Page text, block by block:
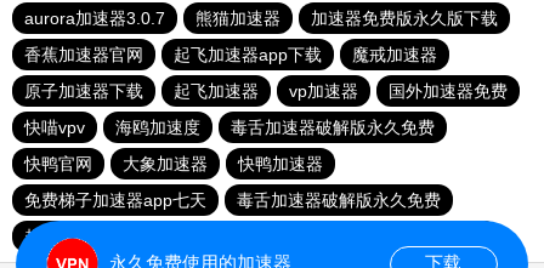
aurora加速器3.0.7
熊猫加速器
加速器免费版永久版下载
香蕉加速器官网
起飞加速器app下载
魔戒加速器
原子加速器下载
起飞加速器 vp加速器
国外加速器免费
快喵vpv
海鸥加速度
毒舌加速器破解版永久免费
快鸭官网
大象加速器
快鸭加速器
免费梯子加速器app七天
毒舌加速器破解版永久免费
起飞加速器最新版
永久免费使用的加速器 下载